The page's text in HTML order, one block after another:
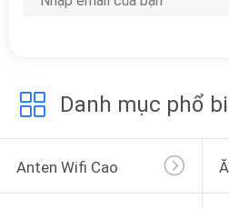
Danh mục phổ
Anten Wifi Cao